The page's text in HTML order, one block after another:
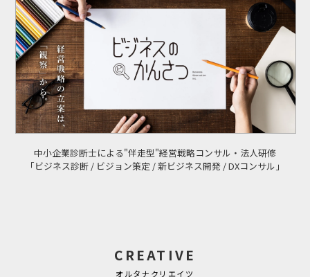
中小企業診断士による"伴走型"経営戦略コンサル・法人研修
「ビジネス診断 / ビジョン策定 / 新ビジネス開発 / DXコンサル」
CREATIVE
オルタナクリエイツ